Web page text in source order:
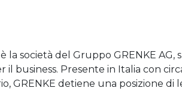
la società del Gruppo GRENKE
il business. Presente in Italia con
GRENKE detiene una posizione